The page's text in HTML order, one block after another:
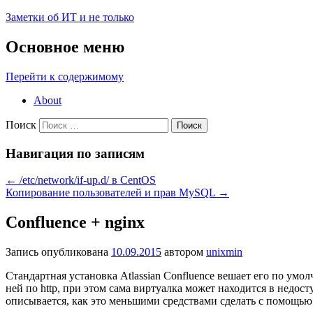
Заметки об ИТ и не только
Основное меню
Перейти к содержимому
About
Поиск
Навигация по записям
← /etc/network/if-up.d/ в CentOS
Копирование пользователей и прав MySQL →
Confluence + nginx
Запись опубликована 10.09.2015 автором unixmin
Стандартная установка Atlassian Confluence вешает его по
ней по http, при этом сама виртуалка может находится в
описывается, как это меньшими средствами сделать с